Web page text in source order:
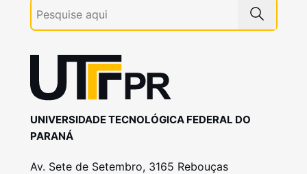
UNIVERSIDADE TECNOLÓGICA FEDERAL DO
PARANÁ
Av. Sete de Setembro, 3165 Rebouças